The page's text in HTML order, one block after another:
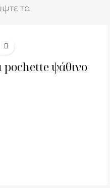
τα
ψάθινο